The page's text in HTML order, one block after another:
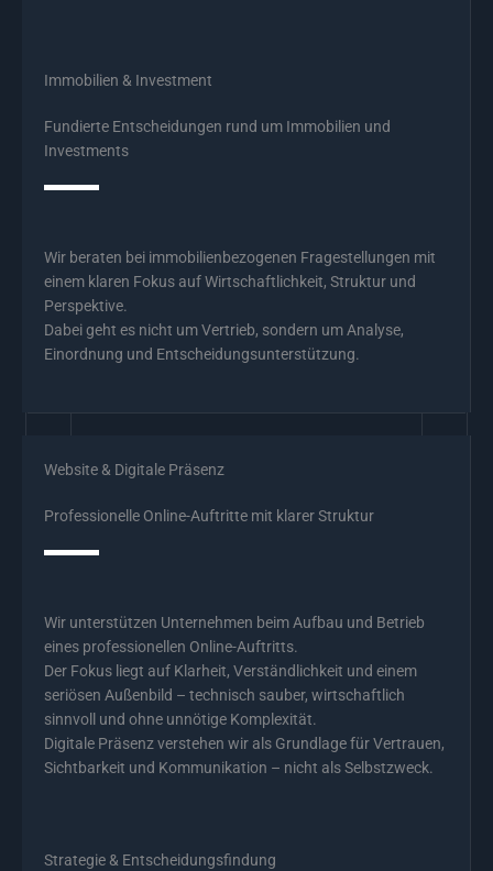
Immobilien & Investment
Fundierte Entscheidungen rund um Immobilien und
Investments
Wir beraten bei immobilienbezogenen Fragestellungen mit
einem klaren Fokus auf Wirtschaftlichkeit, Struktur und
Perspektive.
Dabei geht es nicht um Vertrieb, sondern um Analyse,
Einordnung und Entscheidungsunterstützung.
Website & Digitale Präsenz
Professionelle Online-Auftritte mit klarer Struktur
Wir unterstützen Unternehmen beim Aufbau und Betrieb
eines professionellen Online-Auftritts.
Der Fokus liegt auf Klarheit, Verständlichkeit und einem
seriösen Außenbild – technisch sauber, wirtschaftlich
sinnvoll und ohne unnötige Komplexität.
Digitale Präsenz verstehen wir als Grundlage für Vertrauen,
Sichtbarkeit und Kommunikation – nicht als Selbstzweck.
Strategie & Entscheidungsfindung